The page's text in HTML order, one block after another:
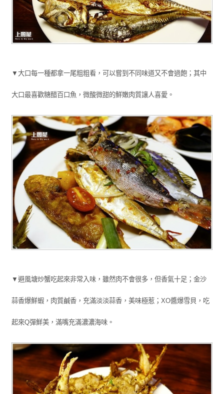
▼大口每一種都拿一尾粗粗看，可以嘗到不同味道又不會過飽；其中
大口最喜歡糖醋百口魚，微酸微甜的鮮嫩肉質讓人喜愛。
▼避風塘炒蟹吃起來非常入味，雖然肉不會很多，但香氣十足；金沙
蒜香爆鮮蝦，肉質鹹香，充滿淡淡蒜香，美味極惹；XO醬爆雪貝，吃
起來Q彈鮮美，滿嘴充滿濃濃海味。